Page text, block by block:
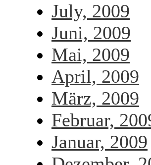
July, 2009
Juni, 2009
Mai, 2009
April, 2009
März, 2009
Februar,
Januar, 2009